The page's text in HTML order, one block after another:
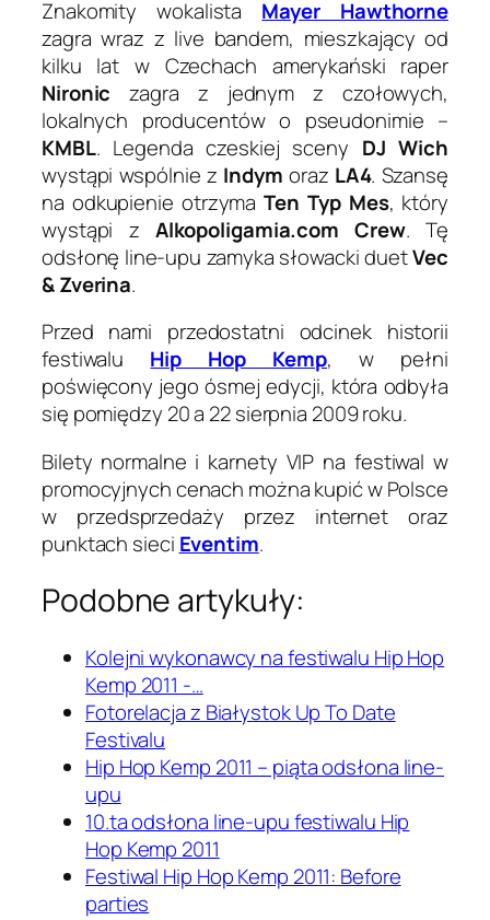
Znakomity wokalista Mayer Hawthorne
zagra wraz z live bandem, mieszkający od
kilku lat w Czechach amerykański raper
Nironic zagra z jednym z czołowych,
lokalnych producentów o pseudonimie –
KMBL. Legenda czeskiej sceny DJ Wich
wystąpi wspólnie z Indym oraz LA4. Szansę
na odkupienie otrzymaTen Typ Mes, który
wystąpi z Alkopoligamia.com Crew. Tę
odsłonę line-upu zamyka słowacki duetVec
& Zverina.
Przed nami przedostatni odcinek historii
festiwalu Hip Hop Kemp, w pełni
poświęcony jego ósmej edycji, która odbyła
się pomiędzy 20 a 22 sierpnia 2009 roku.
Bilety normalne i karnety VIP na festiwal w
promocyjnych cenach można kupić w Polsce
w przedsprzedaży przez internet oraz
punktach sieci Eventim.
Podobne artykuły:
Kolejni wykonawcy na festiwalu Hip Hop
Kemp 2011 -…
Fotorelacja z Białystok Up To Date
Festivalu
Hip Hop Kemp 2011 – piąta odsłona line-
upu
10.ta odsłona line-upu festiwalu Hip
Hop Kemp 2011
Festiwal Hip Hop Kemp 2011: Before
parties